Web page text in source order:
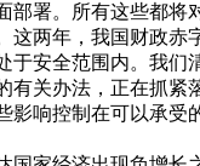
署。所有这些都将
两年，我国财政
安全范围内。我
关办法，正在抓
响控制在可以承